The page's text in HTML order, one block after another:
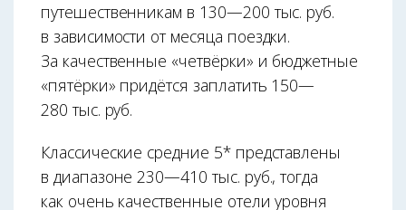
путешественникам в 130—200 тыс. руб.
в зависимости от месяца поездки.
За качественные «четвёрки» и бюджетные
«пятёрки» придётся заплатить 150—
280 тыс. руб.
Классические средние 5* представлены
в диа­пазоне 230—410 тыс. руб., тогда
как очень качественные отели уровня